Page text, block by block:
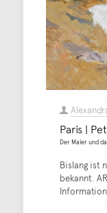
Paris |
Der Maler und
Bislang ist
bekannt.